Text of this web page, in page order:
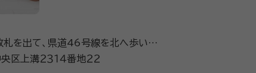
札を出て、県道46号線を北へ歩いて
上溝２３１４番地２２